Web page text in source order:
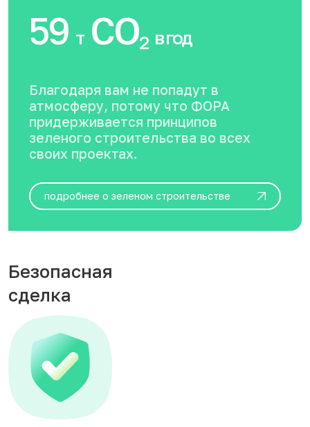
59 тCO2 в год
Благодаря вам не попадут в
атмосферу, потому что ФОРА
придерживается принципов
зеленого строительства во всех
своих проектах.
подробнее о зеленом строительстве
Безопасная
сделка